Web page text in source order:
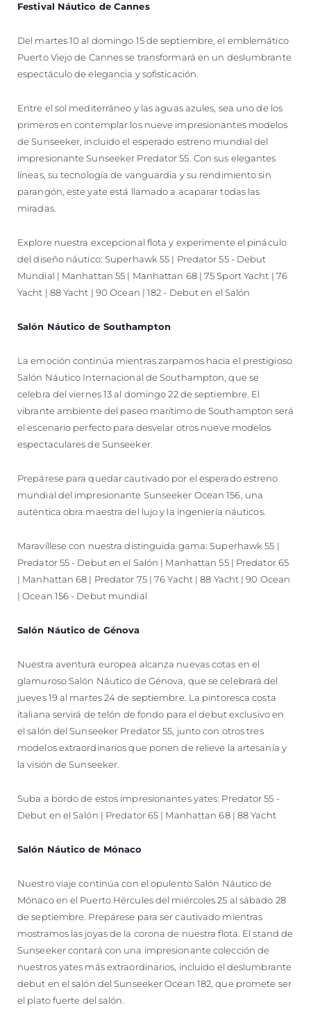
Festival Náutico de Cannes
Del martes 10 al domingo 15 de septiembre, el emblemático
Puerto Viejo de Cannes se transformará en un deslumbrante
espectáculo de elegancia y sofisticación.
Entre el sol mediterráneo y las aguas azules, sea uno de los
primeros en contemplar los nueve impresionantes modelos
de Sunseeker, incluido el esperado estreno mundial del
impresionante Sunseeker Predator 55. Con sus elegantes
líneas, su tecnología de vanguardia y su rendimiento sin
parangón, este yate está llamado a acaparar todas las
miradas.
Explore nuestra excepcional flota y experimente el pináculo
del diseño náutico: Superhawk 55 | Predator 55 - Debut
Mundial | Manhattan 55 | Manhattan 68 | 75 Sport Yacht | 76
Yacht | 88 Yacht | 90 Ocean | 182 - Debut en el Salón
Salón Náutico de Southampton
La emoción continúa mientras zarpamos hacia el prestigioso
Salón Náutico Internacional de Southampton, que se
celebra del viernes 13 al domingo 22 de septiembre. El
vibrante ambiente del paseo marítimo de Southampton será
el escenario perfecto para desvelar otros nueve modelos
espectaculares de Sunseeker.
Prepárese para quedar cautivado por el esperado estreno
mundial del impresionante Sunseeker Ocean 156, una
auténtica obra maestra del lujo y la ingeniería náuticos.
Maravíllese con nuestra distinguida gama: Superhawk 55 |
Predator 55 - Debut en el Salón | Manhattan 55 | Predator 65
| Manhattan 68 | Predator 75 | 76 Yacht | 88 Yacht | 90 Ocean
| Ocean 156 - Debut mundial
Salón Náutico de Génova
Nuestra aventura europea alcanza nuevas cotas en el
glamuroso Salón Náutico de Génova, que se celebrará del
jueves 19 al martes 24 de septiembre. La pintoresca costa
italiana servirá de telón de fondo para el debut exclusivo en
el salón del Sunseeker Predator 55, junto con otros tres
modelos extraordinarios que ponen de relieve la artesanía y
la visión de Sunseeker.
Suba a bordo de estos impresionantes yates: Predator 55 -
Debut en el Salón | Predator 65 | Manhattan 68 | 88 Yacht
Salón Náutico de Mónaco
Nuestro viaje continúa con el opulento Salón Náutico de
Mónaco en el Puerto Hércules del miércoles 25 al sábado 28
de septiembre. Prepárese para ser cautivado mientras
mostramos las joyas de la corona de nuestra flota. El stand de
Sunseeker contará con una impresionante colección de
nuestros yates más extraordinarios, incluido el deslumbrante
debut en el salón del Sunseeker Ocean 182, que promete ser
el plato fuerte del salón.